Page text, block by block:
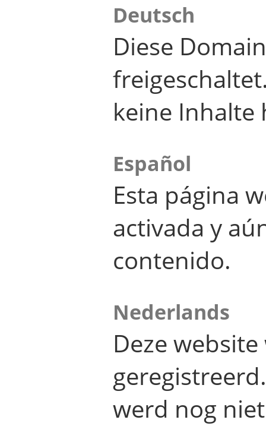
Deutsch
Diese
keine Inhalte
Español
Esta página
activada y
contenido.
Nederlands
Deze
werd nog